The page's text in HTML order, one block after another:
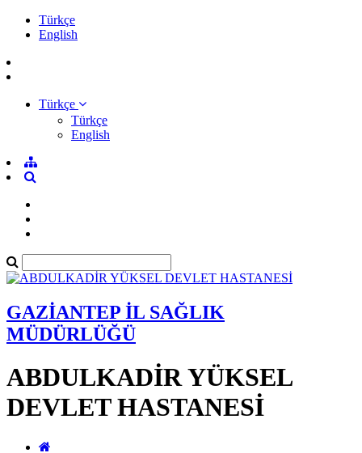
Türkçe
English
Türkçe
Türkçe
English
GAZİANTEP İL SAĞLIK
MÜDÜRLÜĞÜ
ABDULKADİR YÜKSEL
DEVLET HASTANESİ